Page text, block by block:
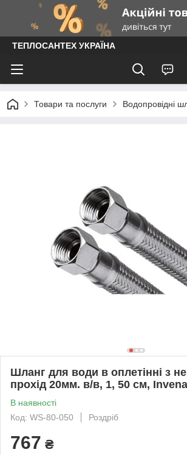
ТЕПЛОСАНТЕХ УКРАЇНА
Товари та послуги Водопровідні
Шланг для води в оплетінні з
прохід 20мм. в/в, 1, 50 см,
В наявності
Код: WS-80-050
Роздріб
767 ₴